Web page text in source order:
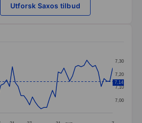
Utforsk Saxos tilbud
data points.
axis displaying categories.
Y axis displaying values. Data 7,00
7,10
7,20
7,30
7,14